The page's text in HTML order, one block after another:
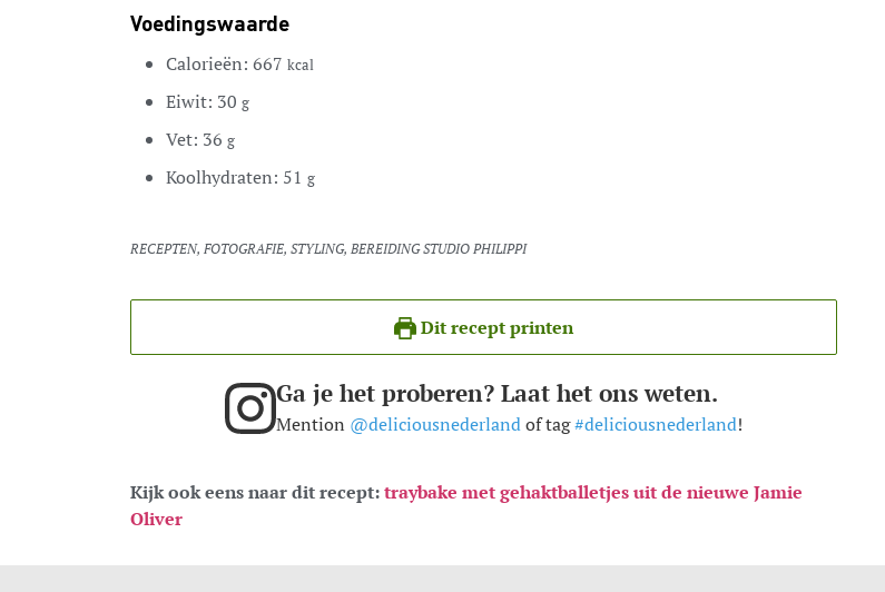
Voedingswaarde
Calorieën: 667 kcal
Eiwit: 30 g
Vet: 36 g
Koolhydraten: 51 g
RECEPTEN, FOTOGRAFIE, STYLING, BEREIDING STUDIO PHILIPPI
Dit recept printen
Ga je het proberen? Laat het ons weten.
Mention @deliciousnederlandof tag#deliciousnederland!
Kijk ook eens naar dit recept:traybake met gehaktballetjes uit de nieuwe Jamie
Oliver